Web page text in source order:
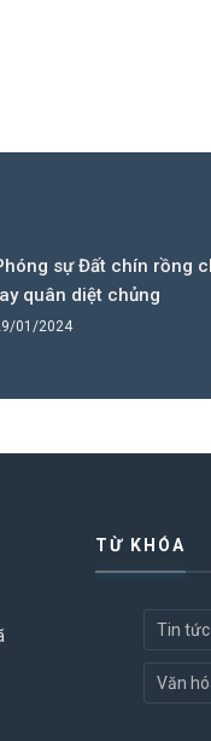
sự Đất chín rồng
quân diệt chủng
01/2024
TỪ KHÓA
Tin tức
Văn